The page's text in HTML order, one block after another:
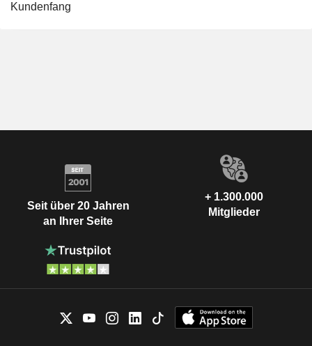
Kundenfang
Seit über 20 Jahren
an Ihrer Seite
+ 1.300.000
Mitglieder